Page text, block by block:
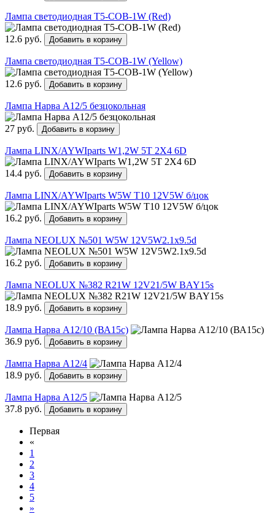
Лампа светодиодная Т5-COB-1W (Red)
12.6 руб. Добавить в корзину
Лампа светодиодная Т5-COB-1W (Yellow)
12.6 руб. Добавить в корзину
Лампа Нарва А12/5 безцокольная
27 руб. Добавить в корзину
Лампа LINX/AYWIparts W1,2W 5T 2Х4 6D
14.4 руб. Добавить в корзину
Лампа LINX/AYWIparts W5W T10 12V5W б/цок
16.2 руб. Добавить в корзину
Лампа NEOLUX №501 W5W 12V5W2.1x9.5d
16.2 руб. Добавить в корзину
Лампа NEOLUX №382 R21W 12V21/5W BAY15s
18.9 руб. Добавить в корзину
Лампа Нарва А12/10 (ВА15с)
36.9 руб.
Добавить в корзину
Лампа Нарва А12/4
18.9 руб.
Добавить в корзину
Лампа Нарва А12/5
37.8 руб.
Добавить в корзину
Первая
«
1
2
3
4
5
»